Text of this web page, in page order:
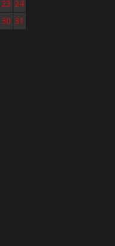
23 24
30 31